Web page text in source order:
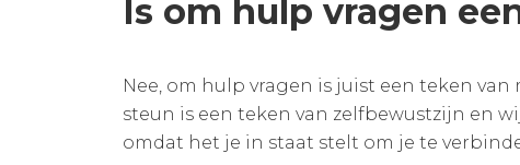
Is om hulp vragen
Nee, om hulp vragen is juist een teken
steun is een teken van zelfbewustzijn en
omdat het je in staat stelt om je te